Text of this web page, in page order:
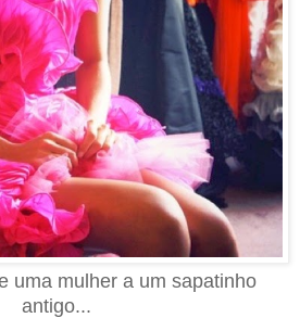
uma mulher a um sapatinho
antigo...